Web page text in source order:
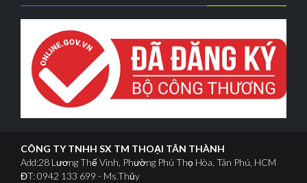
CÔNG TY TNHH SX TM THOẠI TÂN THÀNH
Add:28 Lương Thế Vinh, Phường Phú Thọ Hòa, Tân Phú, HCM
ĐT: 0942 133 699 - Ms.Thủy